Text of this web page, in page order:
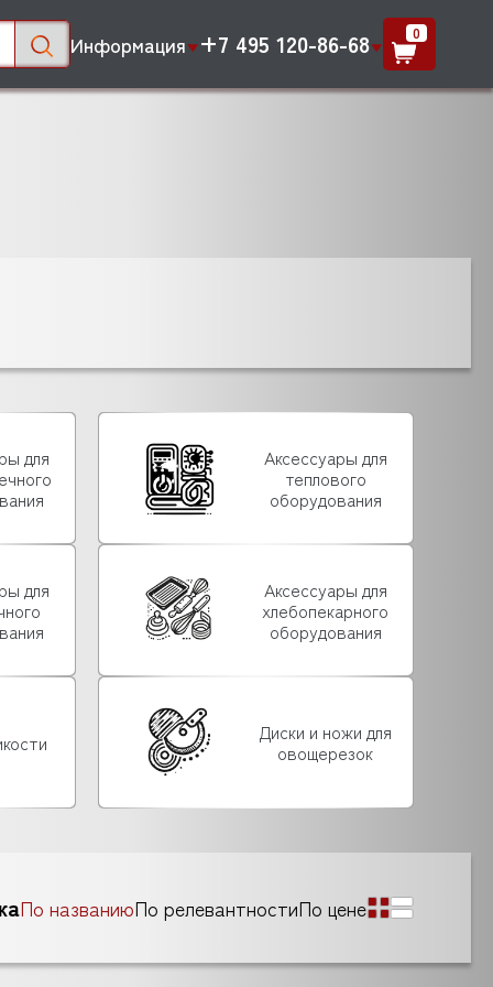
Информация +7 495 120-86-68 0
для Аксессуары для
теплового
оборудования
для Аксессуары для
хлебопекарного
оборудования
Диски и ножи для
овощерезок
По названиюПо релевантностиПо цене